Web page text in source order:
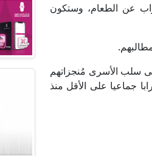
عن الطعام، وستكون
سلب الأسرى مُنجزاتهم
نضاليّ طويل، وعبر سلسلة من الإضرابات الجماعية، حيث نفّذ الأسرى نحو 24 إضرابا جماعيا على الأقل منذ